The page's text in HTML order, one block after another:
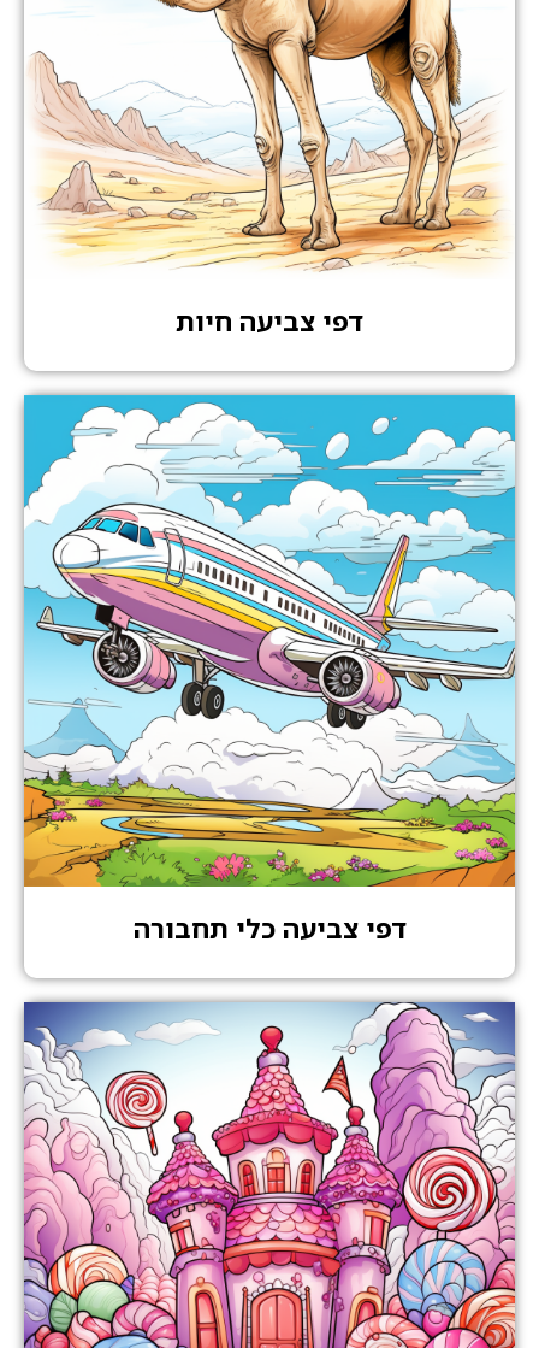
דפי צביעה חיות
דפי צביעה כלי תחבורה